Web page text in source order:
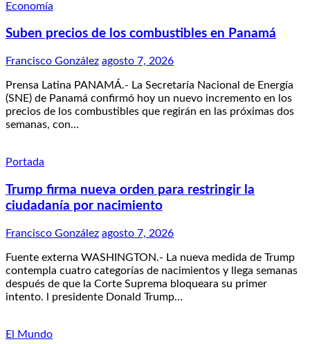
Economía
Suben precios de los combustibles en Panamá
Francisco González agosto 7, 2026
Prensa Latina PANAMÁ.- La Secretaría Nacional de Energía
(SNE) de Panamá confirmó hoy un nuevo incremento en los
precios de los combustibles que regirán en las próximas dos
semanas, con…
Portada
Trump firma nueva orden para restringir la
ciudadanía por nacimiento
Francisco González agosto 7, 2026
Fuente externa WASHINGTON.- La nueva medida de Trump
contempla cuatro categorías de nacimientos y llega semanas
después de que la Corte Suprema bloqueara su primer
intento. l presidente Donald Trump…
El Mundo